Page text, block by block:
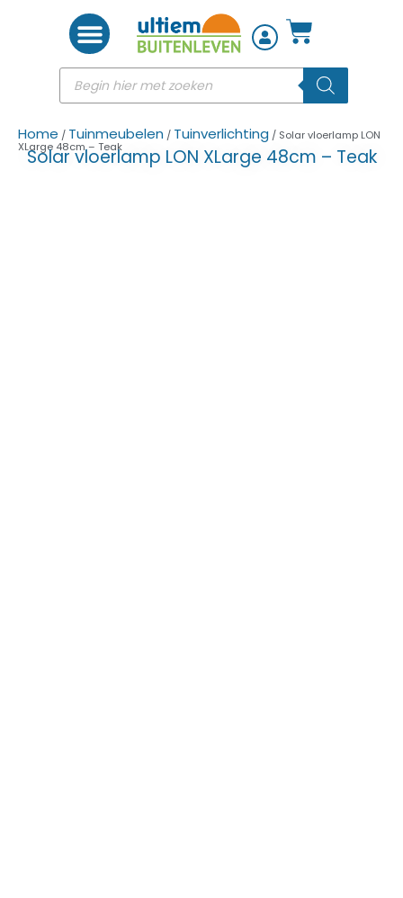
Home / Tuinmeubelen / Tuinverlichting / Solar vloerlamp LON
XLarge 48cm – Teak
Solar vloerlamp LON XLarge 48cm – Teak